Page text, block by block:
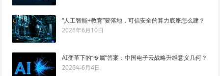
“人工智能+教育”要落地，可信安全的算力底座怎么建？
2026年6月10日
AI变革下的“专属”答案：中国电子云战略升维意义几何？
2026年6月4日